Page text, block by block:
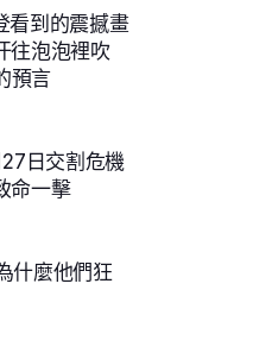
看到的震撼畫
往泡泡裡吹
預言
日交割危機
命一擊
什麼他們狂